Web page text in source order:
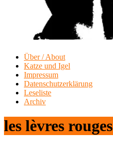
Über / About
Katze und Igel
Impressum
Datenschutzerklärung
Leseliste
Archiv
les lèvres rouges